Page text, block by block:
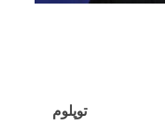
توپلوم